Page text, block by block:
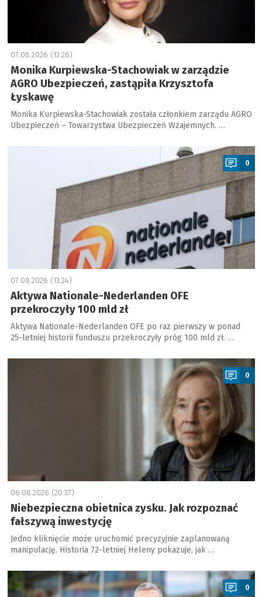
07.08.2026 (13:28)
Monika Kurpiewska-Stachowiak w zarządzie
AGRO Ubezpieczeń, zastąpiła Krzysztofa
Łyskawę
Monika Kurpiewska-Stachowiak została członkiem zarządu AGRO
Ubezpieczeń – Towarzystwa Ubezpieczeń Wzajemnych. …
0
07.08.2026 (13:24)
Aktywa Nationale-Nederlanden OFE
przekroczyły 100 mld zł
Aktywa Nationale-Nederlanden OFE po raz pierwszy w ponad
25-letniej historii funduszu przekroczyły próg 100 mld zł. …
a
0
06.08.2026 (20:37)
Niebezpieczna obietnica zysku. Jak rozpoznać
fałszywą inwestycję
Jedno kliknięcie może uruchomić precyzyjnie zaplanowaną
manipulację. Historia 72-letniej Heleny pokazuje, jak …
a
0